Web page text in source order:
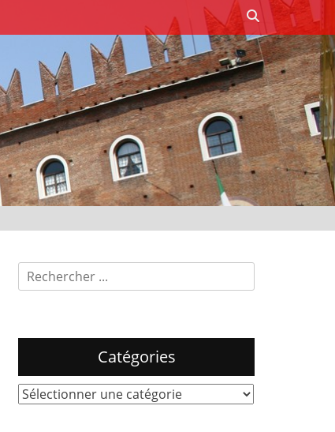
Recherche
Recherche
pour:
Catégories
Catégories